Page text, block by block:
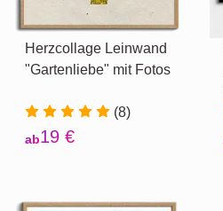
Herzcollage Leinwand
"Gartenliebe" mit Fotos
(8)
ab19 €